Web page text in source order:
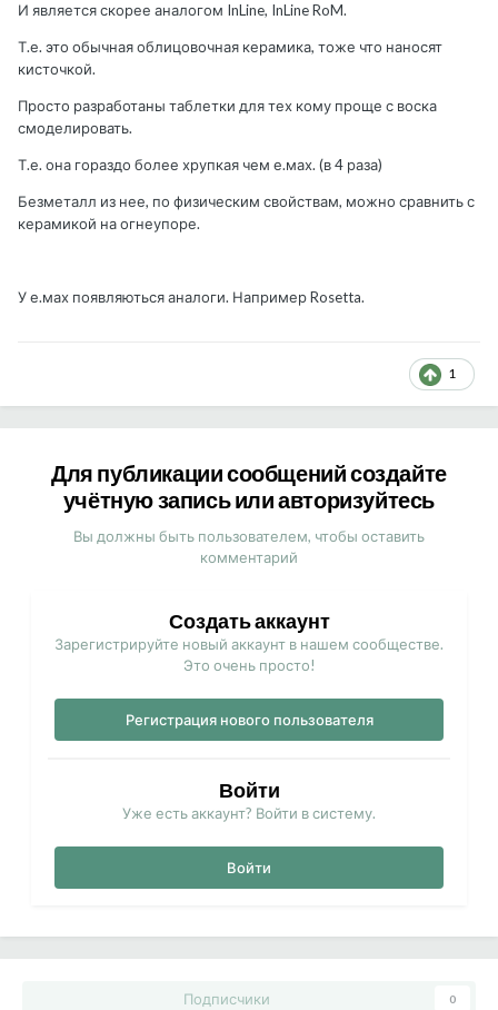
И является скорее аналогом InLine, InLine RoM.
Т.е. это обычная облицовочная керамика, тоже что наносят
кисточкой.
Просто разработаны таблетки для тех кому проще с воска
смоделировать.
Т.е. она гораздо более хрупкая чем е.мах. (в 4 раза)
Безметалл из нее, по физическим свойствам, можно сравнить с
керамикой на огнеупоре.
У е.мах появляються аналоги. Например Rosetta.
1
Для публикации сообщений создайте
учётную запись или авторизуйтесь
Вы должны быть пользователем, чтобы оставить
комментарий
Создать аккаунт
Зарегистрируйте новый аккаунт в нашем сообществе.
Это очень просто!
Регистрация нового пользователя
Войти
Уже есть аккаунт? Войти в систему.
Войти
Подписчики 0